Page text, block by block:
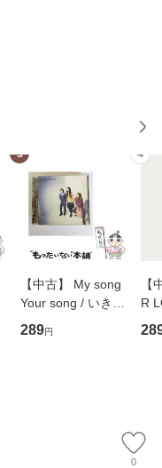
3
【中古】 My song
Your song / いきも
のがかり / [CD]
【メール便送料無
289円
4
【
R
産
0